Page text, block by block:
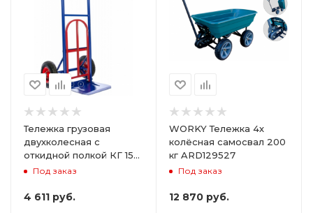
Тележка грузовая
двухколесная с
откидной полкой КГ 150
П. (г/п 150 кг) без колёс
Под заказ
4 611 руб.
WORKY Тележка 4х
колёсная самосвал 200
кг ARD129527
Под заказ
12 870 руб.